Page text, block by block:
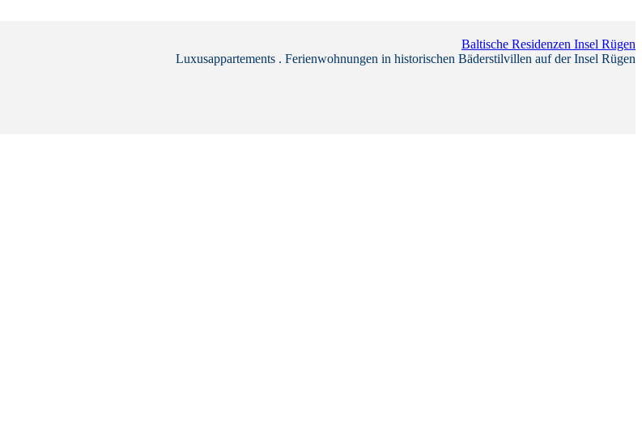
Baltische Residenzen Insel Rügen
Luxusappartements . Ferienwohnungen in historischen Bäderstilvillen auf der Insel Rügen